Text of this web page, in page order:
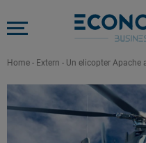
Home - Extern - Un elicopter Apache